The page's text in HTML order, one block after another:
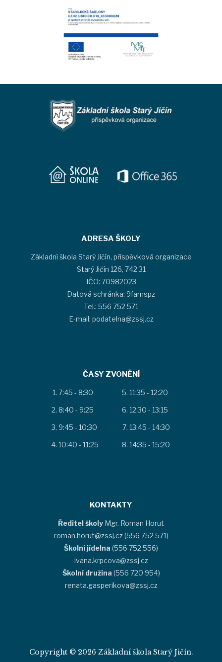
ADRESA ŠKOLY
Základní škola Starý Jičín, příspěvková organizace
Starý Jičín 126, 742 31
IČO: 70982023
Datová schránka: 9famspz
Tel.: 556 752 571
E-mail: podatelna@zssj.cz
ČASY ZVONĚNÍ
7:45 - 8:30
8:40 - 9:25
9:45 - 10:30
10:40 - 11:25
11:35 - 12:20
12:30 - 13:15
13:45 - 14:30
14:35 - 15:20
KONTAKTY
Ředitel školy Mgr. Roman Horut
roman.horut@zssj.cz (556 752 571)
Školní jídelna (556 752 556)
ivana.krpcova@zssj.cz
Školní družina (556 720 954)
renata.gasperikova@zssj.cz
Copyright © 2026 Základní škola Starý Jičín.